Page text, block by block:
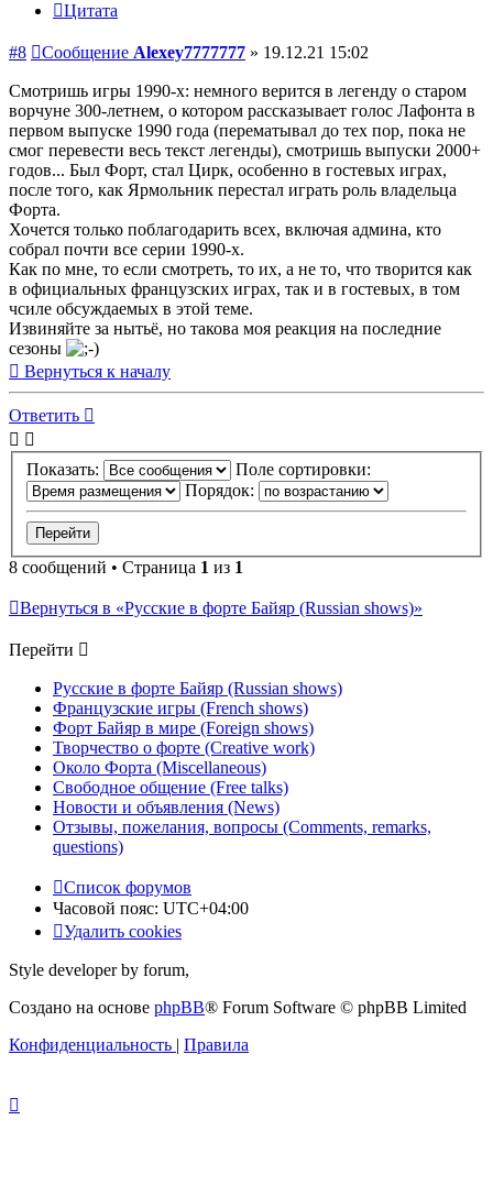
Цитата
#8 Сообщение Alexey7777777 » 19.12.21 15:02
Смотришь игры 1990-х: немного верится в легенду о старом
ворчуне 300-летнем, о котором рассказывает голос Лафонта в
первом выпуске 1990 года (перематывал до тех пор, пока не
смог перевести весь текст легенды), смотришь выпуски 2000+
годов... Был Форт, стал Цирк, особенно в гостевых играх,
после того, как Ярмольник перестал играть роль владельца
Форта.
Хочется только поблагодарить всех, включая админа, кто
собрал почти все серии 1990-х.
Как по мне, то если смотреть, то их, а не то, что творится как
в официальных французских играх, так и в гостевых, в том
чсиле обсуждаемых в этой теме.
Извиняйте за нытьё, но такова моя реакция на последние
сезоны
Вернуться к началу
Ответить
Показать:
Поле сортировки:
Порядок:
8 сообщений • Страница 1 из 1
Вернуться в «Русские в форте Байяр (Russian shows)»
Перейти
Русские в форте Байяр (Russian shows)
Французские игры (French shows)
Форт Байяр в мире (Foreign shows)
Творчество о форте (Creative work)
Около Форта (Miscellaneous)
Свободное общение (Free talks)
Новости и объявления (News)
Отзывы, пожелания, вопросы (Comments, remarks,
questions)
Список форумов
Часовой пояс: UTC+04:00
Удалить cookies
Style developer by forum,
Создано на основе phpBB® Forum Software © phpBB Limited
Конфиденциальность | Правила